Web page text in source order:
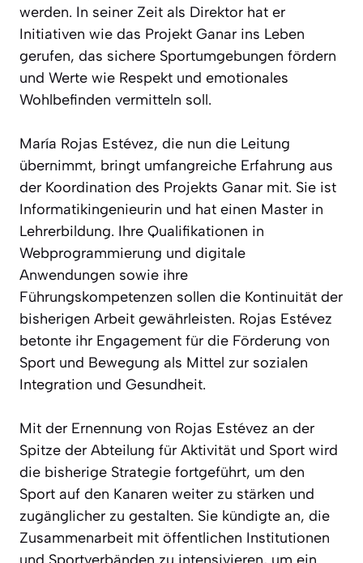
werden. In seiner Zeit als Direktor hat er
Initiativen wie das Projekt Ganar ins Leben
gerufen, das sichere Sportumgebungen fördern
und Werte wie Respekt und emotionales
Wohlbefinden vermitteln soll.
María Rojas Estévez, die nun die Leitung
übernimmt, bringt umfangreiche Erfahrung aus
der Koordination des Projekts Ganar mit. Sie ist
Informatikingenieurin und hat einen Master in
Lehrerbildung. Ihre Qualifikationen in
Webprogrammierung und digitale
Anwendungen sowie ihre
Führungskompetenzen sollen die Kontinuität der
bisherigen Arbeit gewährleisten. Rojas Estévez
betonte ihr Engagement für die Förderung von
Sport und Bewegung als Mittel zur sozialen
Integration und Gesundheit.
Mit der Ernennung von Rojas Estévez an der
Spitze der Abteilung für Aktivität und Sport wird
die bisherige Strategie fortgeführt, um den
Sport auf den Kanaren weiter zu stärken und
zugänglicher zu gestalten. Sie kündigte an, die
Zusammenarbeit mit öffentlichen Institutionen